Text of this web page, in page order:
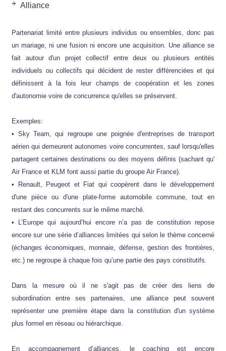
Alliance
Partenariat limité entre plusieurs individus ou ensembles, donc pas
un mariage, ni une fusion ni encore une acquisition. Une alliance se
fait autour d'un projet collectif entre deux ou plusieurs entités
individuels ou collectifs qui décident de rester différenciées et qui
définissent à la fois leur champs de coopération et les zones
d'autonomie voire de concurrence qu'elles se préservent.
Exemples:
• Sky Team, qui regroupe une poignée d'entreprises de transport
aérien qui demeurent autonomes voire concurrentes, sauf lorsqu'elles
partagent certaines destinations ou des moyens définis (sachant qu'
Air France et KLM font aussi partie du groupe Air France).
• Renault, Peugeot et Fiat qui coopèrent dans le développement
d'une pièce ou d'une plate-forme automobile commune, tout en
restant des concurrents sur le même marché.
• L’Europe qui aujourd’hui encore n’a pas de constitution repose
encore sur une série d’alliances limitées qui selon le thème concerné
(échanges économiques, monnaie, défense, gestion des frontières,
etc.) ne regroupe à chaque fois qu’une partie des pays constitutifs.
Dans la mesure où il ne s'agit pas de créer des liens de
subordination entre ses partenaires, une alliance peut souvent
représenter une première étape dans la constitution d'un système
plus formel en réseau ou hiérarchique.
En accompagnement d’alliances, le coaching est encore